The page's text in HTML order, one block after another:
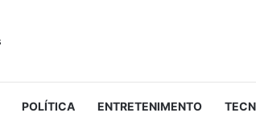
POLÍTICA ENTRETENIMENTO